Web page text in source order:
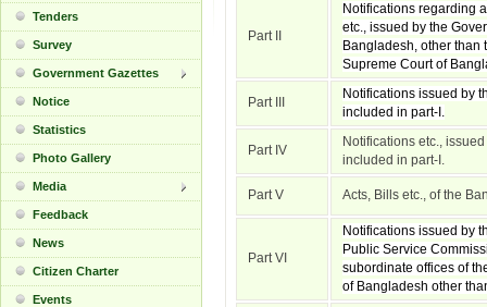
Tenders
Survey
Government Gazettes
Notice
Statistics
Photo Gallery
Media
Feedback
News
Citizen Charter
Events
Part II
Notifications regarding
etc., issued by the
Bangladesh, other than
Supreme Court of
Part III
Notifications issued by
included in part-I.
Part IV
Notifications etc.,
included in part-I.
Part V Acts, Bills etc., of the
Part VI
Notifications issued by
Public Service
subordinate offices of
of Bangladesh other